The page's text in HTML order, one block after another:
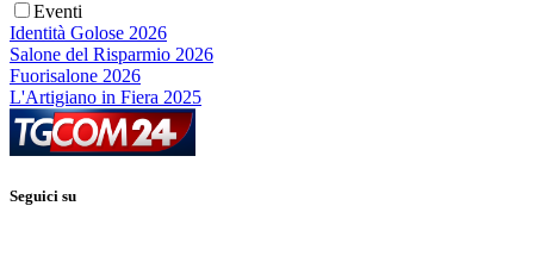
Eventi
Identità Golose 2026
Salone del Risparmio 2026
Fuorisalone 2026
L'Artigiano in Fiera 2025
Seguici su